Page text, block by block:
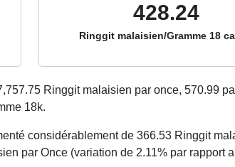
428.24
Ringgit malaisien/Gramme 18
Ringgit malaisien par once, 570.99
18k.
considérablement de 366.53 Ringgit
par Once (variation de 2.11% par rapport